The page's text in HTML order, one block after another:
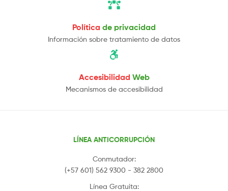
Política de privacidad
Información sobre tratamiento de datos
Accesibilidad Web
Mecanismos de accesibilidad
LÍNEA ANTICORRUPCIÓN
Conmutador:
(+57 601) 562 9300 - 382 2800
Línea Gratuita: